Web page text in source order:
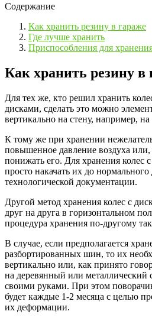
Содержание
Как хранить резину в гараже
Где лучше хранить
Приспособления для
Как хранить резину в
Для тех же, кто решил хранить
дисками, сделать это можно
вертикально на стену, например,
К тому же при хранении
повышенное давление воздуха или,
понижать его. Для хранения колес
просто накачать их до
технологической документации.
Другой метод хранения колес с
друг на друга в горизонтальном
процедура хранения по-другому
В случае, если предполагается
разбортированных шин, то их
вертикально или, как принято
на деревянный или металлический
своими руками. При этом
будет каждые 1-2 месяца с целью
их деформации.